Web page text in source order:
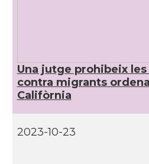
CAMON
CAMON
Una jutge prohibeix
contra migrants
Califòrnia
2023-10-23